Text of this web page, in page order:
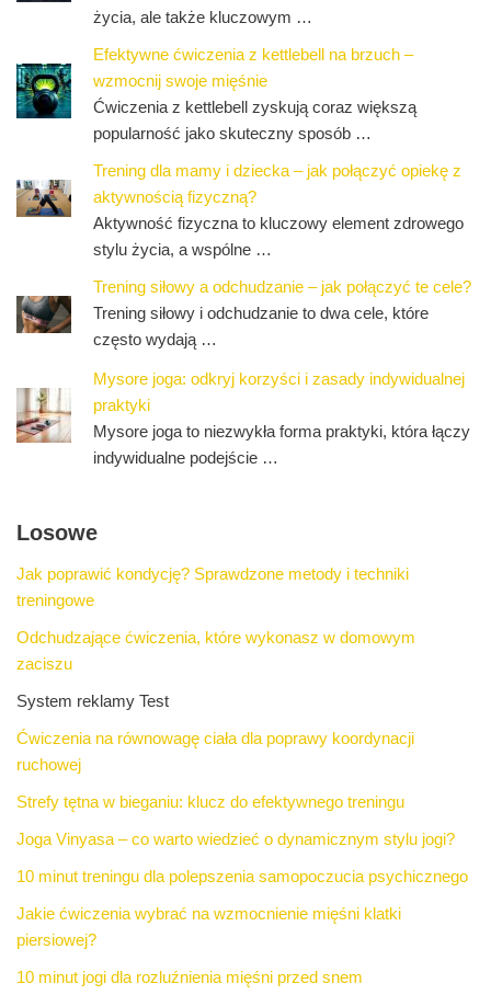
życia, ale także kluczowym …
Efektywne ćwiczenia z kettlebell na brzuch –
wzmocnij swoje mięśnie
Ćwiczenia z kettlebell zyskują coraz większą
popularność jako skuteczny sposób …
Trening dla mamy i dziecka – jak połączyć opiekę z
aktywnością fizyczną?
Aktywność fizyczna to kluczowy element zdrowego
stylu życia, a wspólne …
Trening siłowy a odchudzanie – jak połączyć te cele?
Trening siłowy i odchudzanie to dwa cele, które
często wydają …
Mysore joga: odkryj korzyści i zasady indywidualnej
praktyki
Mysore joga to niezwykła forma praktyki, która łączy
indywidualne podejście …
Losowe
Jak poprawić kondycję? Sprawdzone metody i techniki
treningowe
Odchudzające ćwiczenia, które wykonasz w domowym
zaciszu
System reklamy Test
Ćwiczenia na równowagę ciała dla poprawy koordynacji
ruchowej
Strefy tętna w bieganiu: klucz do efektywnego treningu
Joga Vinyasa – co warto wiedzieć o dynamicznym stylu jogi?
10 minut treningu dla polepszenia samopoczucia psychicznego
Jakie ćwiczenia wybrać na wzmocnienie mięśni klatki
piersiowej?
10 minut jogi dla rozluźnienia mięśni przed snem